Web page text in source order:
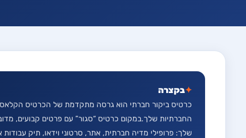
✦בקצרה
כרטיס ביקור חברתי הוא גרסה מתקדמת של הכרטיס
החברתיות שלך.במקום כרטיס “סגור” עם פרטים קבועים,
שלך: פרופילי מדיה חברתית, אתר, סרטוני וידאו, תיק עבודות